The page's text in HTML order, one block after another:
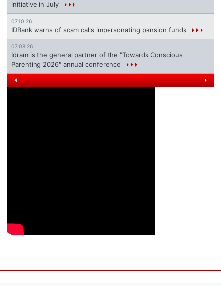
initiative in July
07.10.26
IDBank warns of scam calls impersonating pension funds
07.08.26
Idram is the general partner of the "Towards Conscious
Parenting 2026" annual conference